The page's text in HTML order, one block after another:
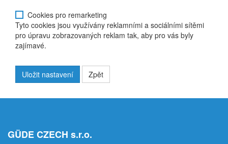
Cookies pro remarketing
Tyto cookies jsou využívány reklamními a sociálními sítěmi
pro úpravu zobrazovaných reklam tak, aby pro vás byly
zajímavé.
Uložit nastavení Zpět
GÜDE CZECH s.r.o.